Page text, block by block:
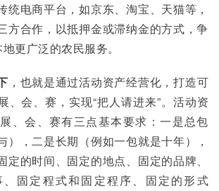
统电商平台，如京东、淘宝、天猫等，
方合作，以抵押金或滞纳金的方式，争
更广泛的农民服务。
，也就是通过活动资产经营化，打造可
、会、赛，实现“把人请进来”。活动资
、会、赛有三点基本要求：一是总包
），二是长期（例如一包就是十年），
定的时间、固定的地点、固定的品牌、
固定程式和固定程序、固定的形式